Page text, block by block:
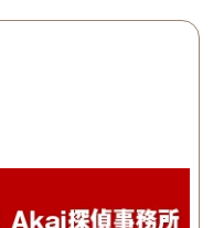
しろ最初の相談の段階が